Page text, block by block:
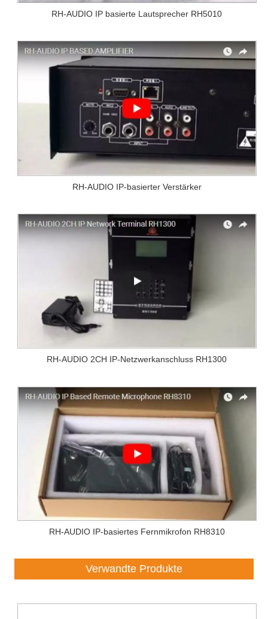
RH-AUDIO IP basierte Lautsprecher RH5010
RH-AUDIO IP-basierter Verstärker
RH-AUDIO 2CH IP-Netzwerkanschluss RH1300
RH-AUDIO IP-basiertes Fernmikrofon RH8310
Verwandte Produkte